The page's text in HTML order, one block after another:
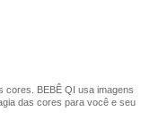
cores. BEBÊ QI usa imagens
das cores para você e seu